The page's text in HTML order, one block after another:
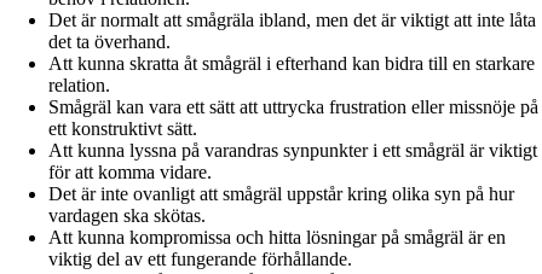
Det är normalt att smågräla ibland, men det är viktigt att inte låta
det ta överhand.
Att kunna skratta åt smågräl i efterhand kan bidra till en starkare
relation.
Smågräl kan vara ett sätt att uttrycka frustration eller missnöje på
ett konstruktivt sätt.
Att kunna lyssna på varandras synpunkter i ett smågräl är viktigt
för att komma vidare.
Det är inte ovanligt att smågräl uppstår kring olika syn på hur
vardagen ska skötas.
Att kunna kompromissa och hitta lösningar på smågräl är en
viktig del av ett fungerande förhållande.